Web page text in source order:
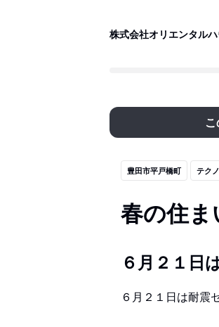
株式会社オリエンタル
豊田市平戸橋町 テク
春の住
６月２１日
６月２１日は耐